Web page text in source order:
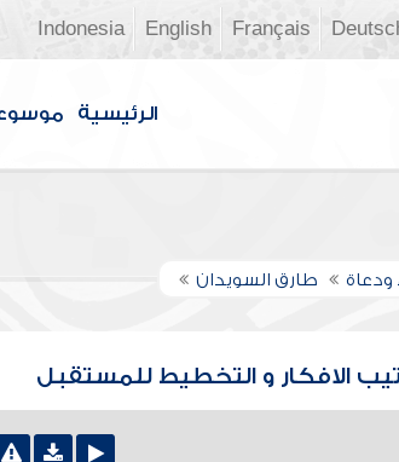
Français
English
Indonesia
الرئيسية
ودعاة طارق السويدان
الافكار و التخطيط للمستقبل